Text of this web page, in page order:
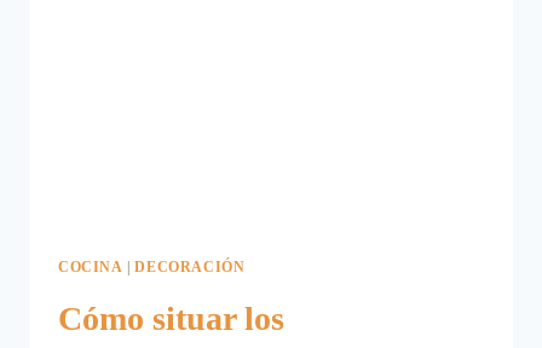
COCINA |DECORACIÓN
Cómo situar los